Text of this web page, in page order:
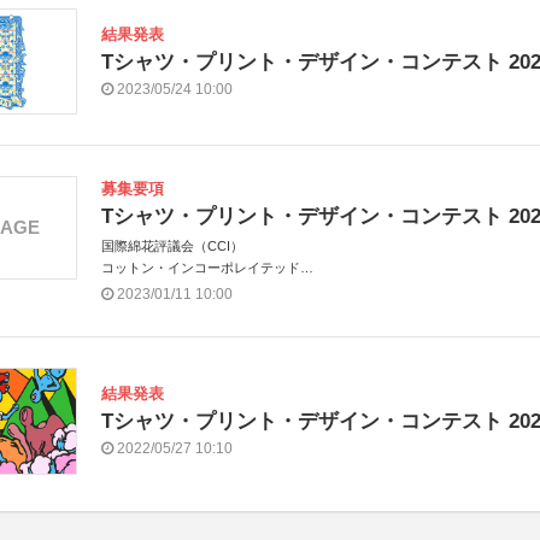
結果発表
Tシャツ・プリント・デザイン・コンテスト
2023/05/24 10:00
募集要項
Tシャツ・プリント・デザイン・コンテスト
国際綿花評議会（CCI）
コットン・インコーポレイテッド
一般社団法人日本テキスタイルデザイン協会
2023/01/11 10:00
結果発表
Tシャツ・プリント・デザイン・コンテスト
2022/05/27 10:10